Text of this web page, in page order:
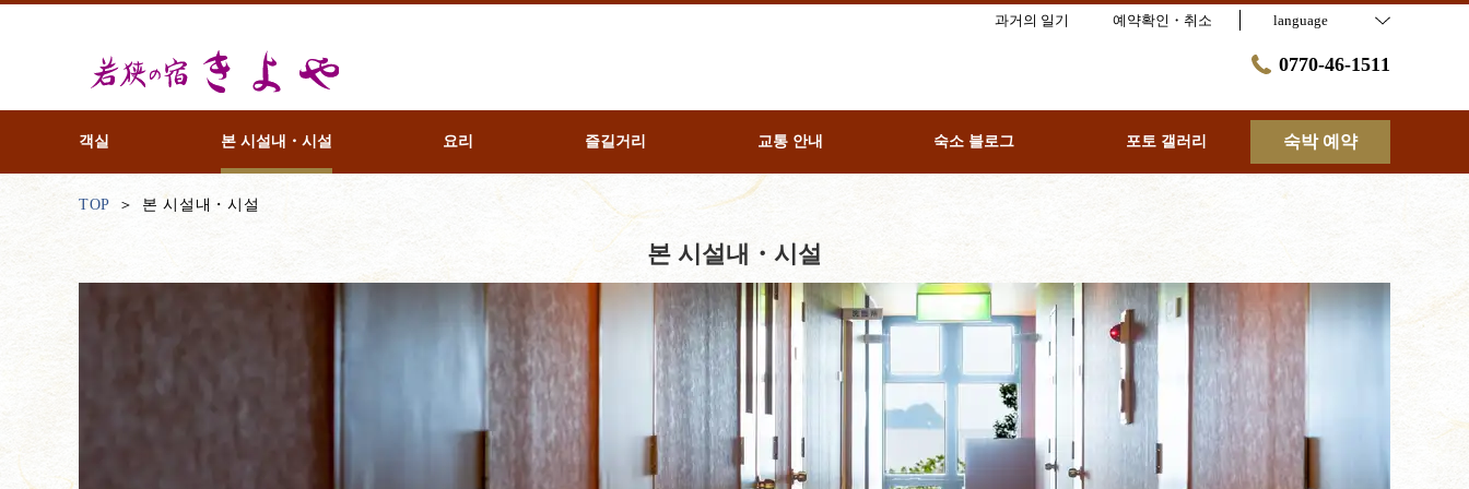
과거의 일기 예약확인・취소 language
0770-46-1511
객실 본 시설내・시설 요리 즐길거리 교통 안내 숙소 블로그 포토 갤러리 숙박 예약
TOP 본 시설내・시설
본 시설내・시설